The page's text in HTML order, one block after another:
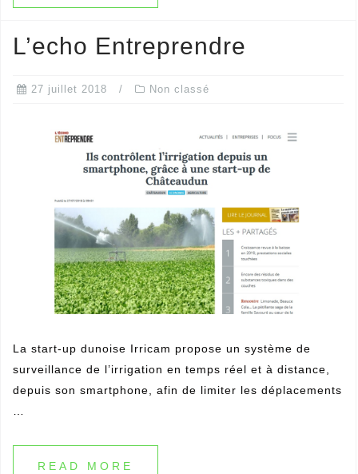
L’echo Entreprendre
27 juillet 2018 Non classé
La start-up dunoise Irricam propose un système de
surveillance de l’irrigation en temps réel et à distance,
depuis son smartphone, afin de limiter les déplacements
READ MORE